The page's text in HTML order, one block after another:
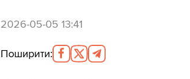
2026-05-05 13:41
Поширити: